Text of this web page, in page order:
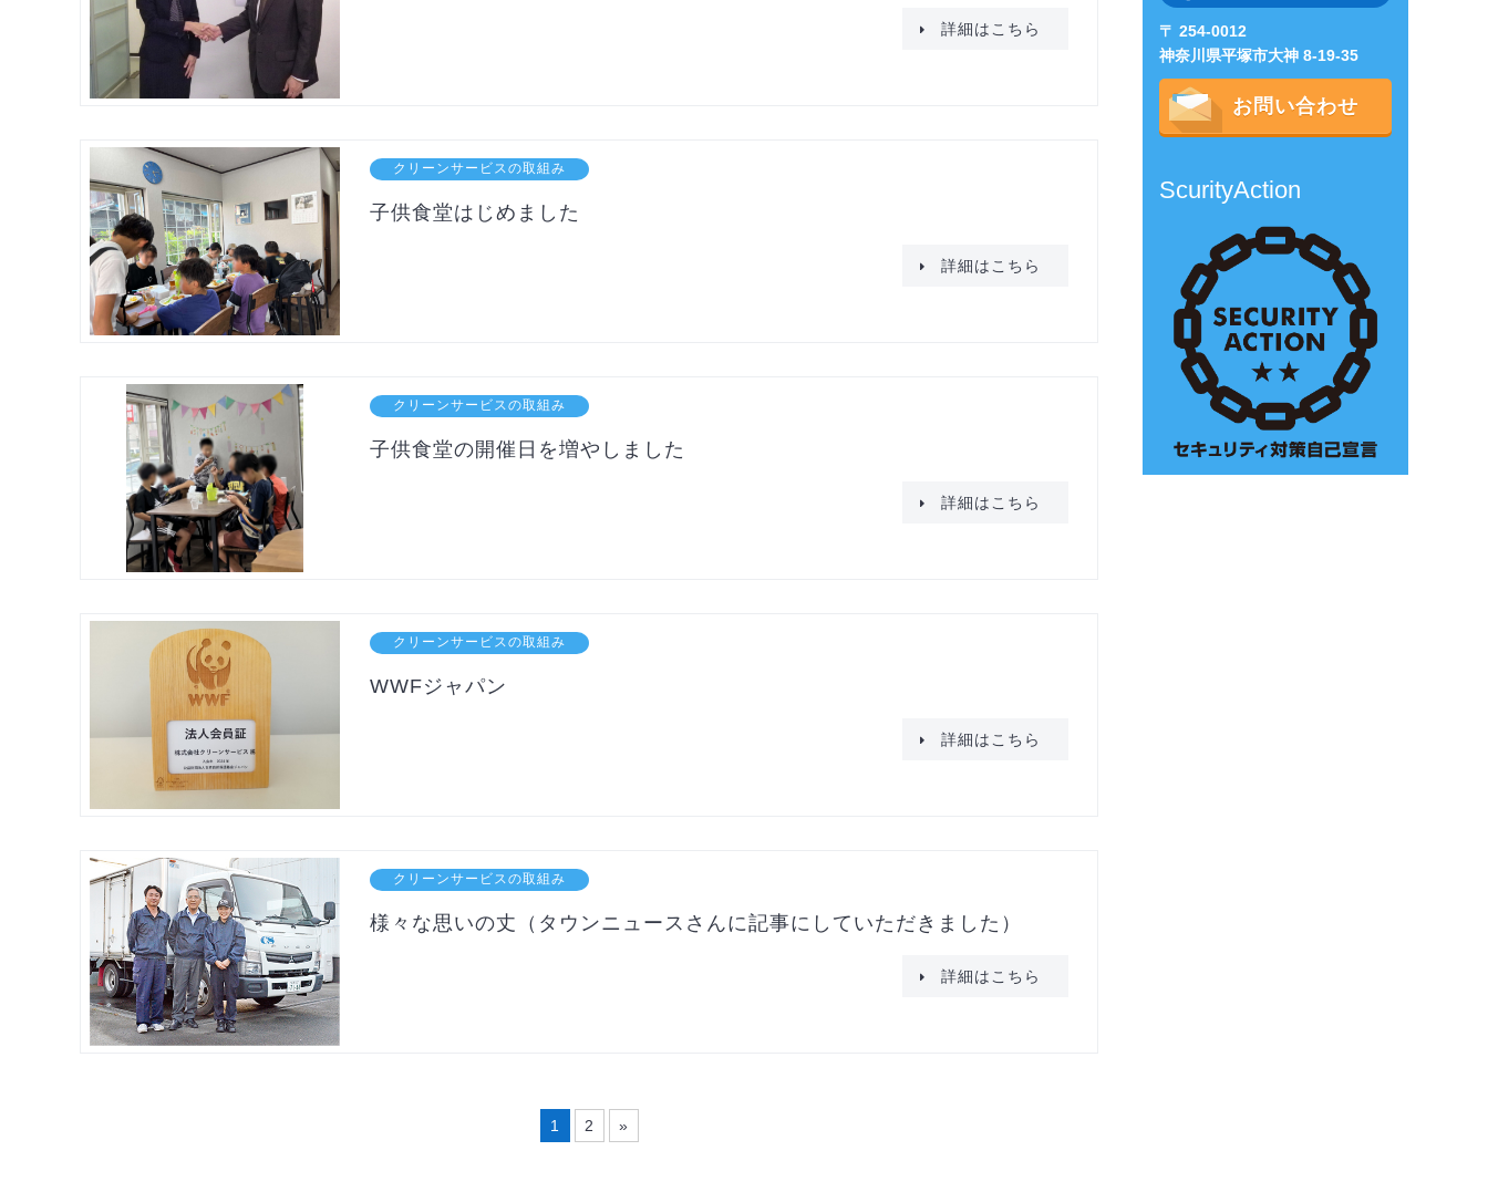
詳細はこちら
クリーンサービスの取組み
子供食堂はじめました
詳細はこちら
クリーンサービスの取組み
子供食堂の開催日を増やしました
詳細はこちら
クリーンサービスの取組み
WWFジャパン
詳細はこちら
クリーンサービスの取組み
様々な思いの丈（タウンニュースさんに記事にしていただきました）
詳細はこちら
1 2 »
〒 254-0012
神奈川県平塚市大神 8-19-35
お問い合わせ
ScurityAction